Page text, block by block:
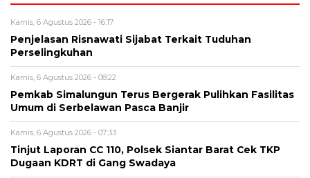
Kamis, 6 Agustus 2026 - 16:17
Penjelasan Risnawati Sijabat Terkait Tuduhan
Perselingkuhan
Kamis, 6 Agustus 2026 - 08:22
Pemkab Simalungun Terus Bergerak Pulihkan Fasilitas
Umum di Serbelawan Pasca Banjir
Kamis, 6 Agustus 2026 - 07:33
Tinjut Laporan CC 110, Polsek Siantar Barat Cek TKP
Dugaan KDRT di Gang Swadaya